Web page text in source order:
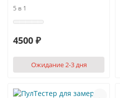
5 в 1
4500 ₽
Ожидание 2-3 дня